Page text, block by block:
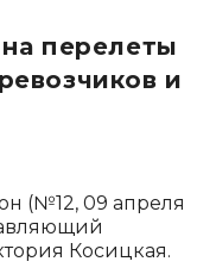
перелеты
и
(№12, 09 апреля
Косицкая.